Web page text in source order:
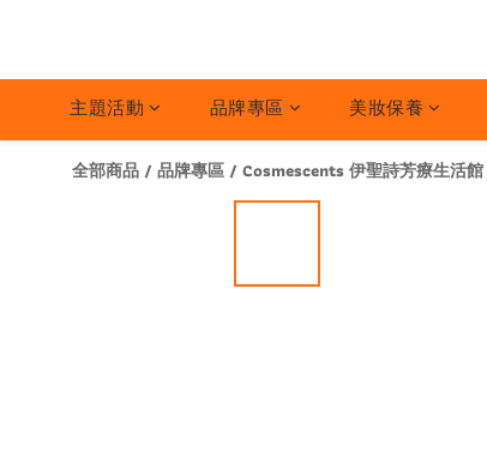
主題活動 品牌專區 美妝保養
全部商品/ 品牌專區/ Cosmescents 伊聖詩芳療生活館